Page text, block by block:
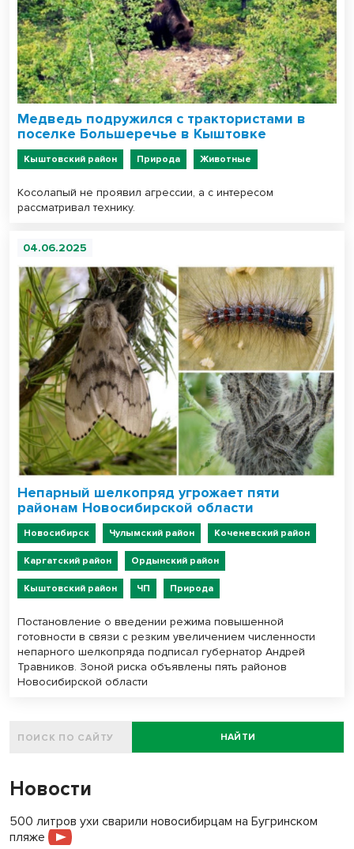
Медведь подружился с трактористами в
поселке Большеречье в Кыштовке
Кыштовский район Природа Животные
Косолапый не проявил агрессии, а с интересом
рассматривал технику.
04.06.2025
Непарный шелкопряд угрожает пяти
районам Новосибирской области
Новосибирск Чулымский район Коченевский район
Каргатский район Ордынский район
Кыштовский район ЧП Природа
Постановление о введении режима повышенной
готовности в связи с резким увеличением численности
непарного шелкопряда подписал губернатор Андрей
Травников. Зоной риска объявлены пять районов
Новосибирской области
НАЙТИ
Новости
500 литров ухи сварили новосибирцам на Бугринском
пляже